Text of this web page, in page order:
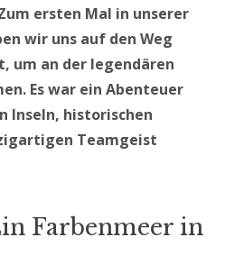
ersten Mal in unserer
wir uns auf den Weg
um an der legendären
Es war ein Abenteuer
Inseln, historischen
Teamgeist
Farbenmeer in